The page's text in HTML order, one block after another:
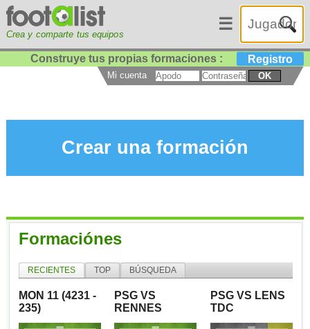
Crea y comparte tus equipos
☰
Construye tus propias formaciones : Registro
Mi cuenta OK
Crear una formación
Formaciónes
RECIENTES TOP BÚSQUEDA
MON 11 (4231 -
235)
PSG VS
RENNES
PSG VS LENS
TDC